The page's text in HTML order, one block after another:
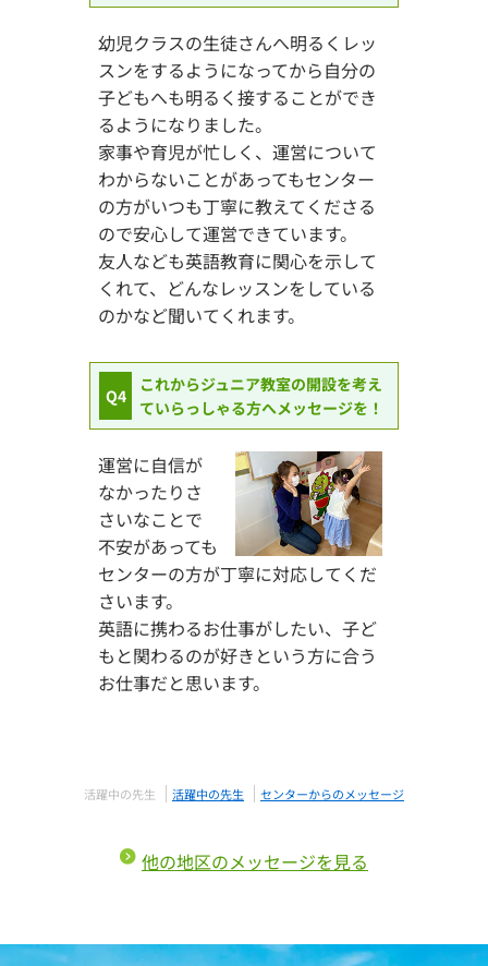
幼児クラスの生徒さんへ明るくレッ
スンをするようになってから自分の
子どもへも明るく接することができ
るようになりました。
家事や育児が忙しく、運営について
わからないことがあってもセンター
の方がいつも丁寧に教えてくださる
ので安心して運営できています。
友人なども英語教育に関心を示して
くれて、どんなレッスンをしている
のかなど聞いてくれます。
Q4
これからジュニア教室の開設を考え
ていらっしゃる方へメッセージを！
運営に自信が
なかったりさ
さいなことで
不安があっても
センターの方が丁寧に対応してくだ
さいます。
英語に携わるお仕事がしたい、子ど
もと関わるのが好きという方に合う
お仕事だと思います。
活躍中の先生 活躍中の先生 センターからのメッセージ
他の地区のメッセージを見る